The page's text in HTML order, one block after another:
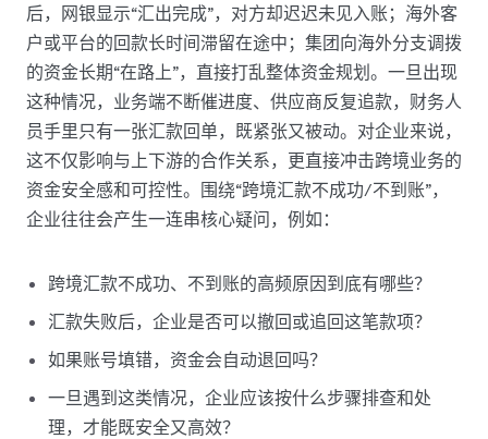
后，网银显示“汇出完成”，对方却迟迟未见入账；海外客
户或平台的回款长时间滞留在途中；集团向海外分支调拨
的资金长期“在路上”，直接打乱整体资金规划。一旦出现
这种情况，业务端不断催进度、供应商反复追款，财务人
员手里只有一张汇款回单，既紧张又被动。对企业来说，
这不仅影响与上下游的合作关系，更直接冲击跨境业务的
资金安全感和可控性。围绕“跨境汇款不成功/不到账”，
企业往往会产生一连串核心疑问，例如：
跨境汇款不成功、不到账的高频原因到底有哪些？
汇款失败后，企业是否可以撤回或追回这笔款项？
如果账号填错，资金会自动退回吗？
一旦遇到这类情况，企业应该按什么步骤排查和处
理，才能既安全又高效？